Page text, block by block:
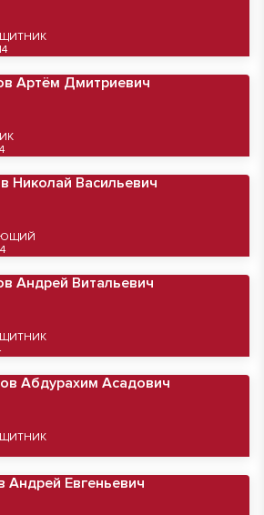
Артём Дмитриевич
Николай Васильевич
Андрей Витальевич
Абдурахим Асадович
Андрей Евгеньевич